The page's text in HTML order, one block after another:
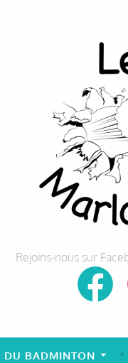
Rejoins-nous sur
DU BADMINTON